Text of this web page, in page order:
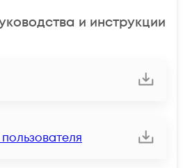
и инструкции